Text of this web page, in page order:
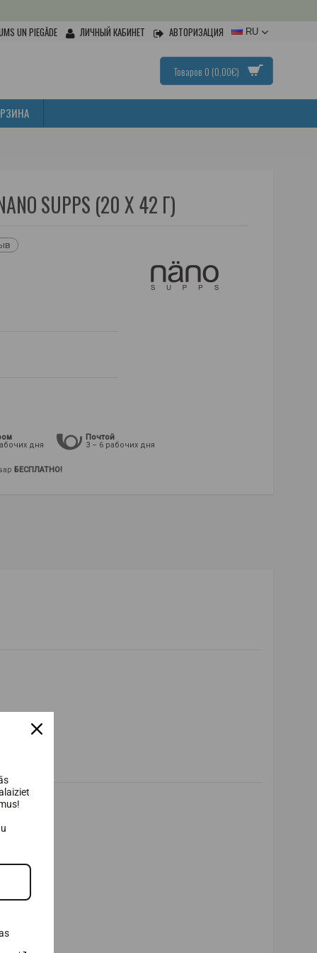
UN PIEGĀDE ЛИЧНЫЙ КАБИНЕТ АВТОРИЗАЦИЯ RU
Товаров 0 (0,00€)
SUPPS (20 X 42 Г)
дня
Почтой
3 – 6 рабочих дня
БЕСПЛАТНО!